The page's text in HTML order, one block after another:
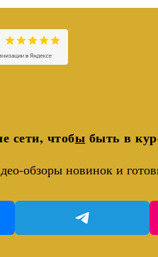
сети, чтобы быть в
обзоры новинок и